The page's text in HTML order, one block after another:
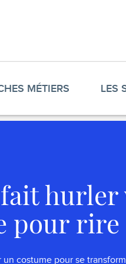
MÉTIERS LES
hurler
pour rire
costume pour se